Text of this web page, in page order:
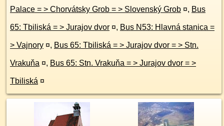
Palace = > Chorvátsky Grob = > Slovenský Grob ¤, Bus
65: Tbiliská = > Jurajov dvor ¤, Bus N53: Hlavná stanica =
> Vajnory ¤, Bus 65: Tbiliská = > Jurajov dvor = > Stn.
Vrakuňa ¤, Bus 65: Stn. Vrakuňa = > Jurajov dvor = >
Tbiliská ¤